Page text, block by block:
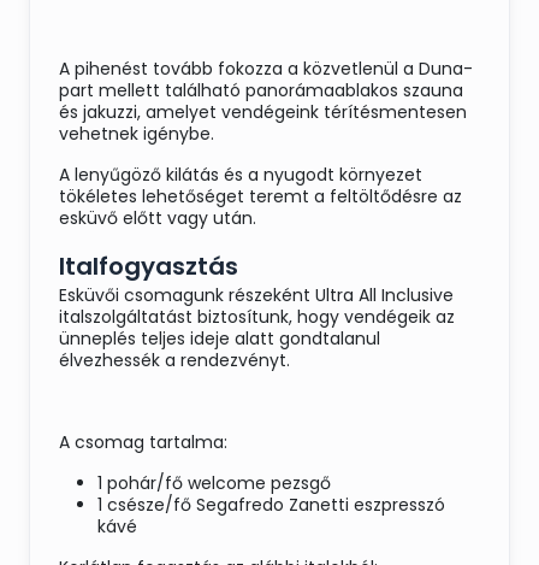
A pihenést tovább fokozza a közvetlenül a Duna-
part mellett található panorámaablakos szauna
és jakuzzi, amelyet vendégeink térítésmentesen
vehetnek igénybe.
A lenyűgöző kilátás és a nyugodt környezet
tökéletes lehetőséget teremt a feltöltődésre az
esküvő előtt vagy után.
Italfogyasztás
Esküvői csomagunk részeként Ultra All Inclusive
italszolgáltatást biztosítunk, hogy vendégeik az
ünneplés teljes ideje alatt gondtalanul
élvezhessék a rendezvényt.
A csomag tartalma:
1 pohár/fő welcome pezsgő
1 csésze/fő Segafredo Zanetti eszpresszó
kávé